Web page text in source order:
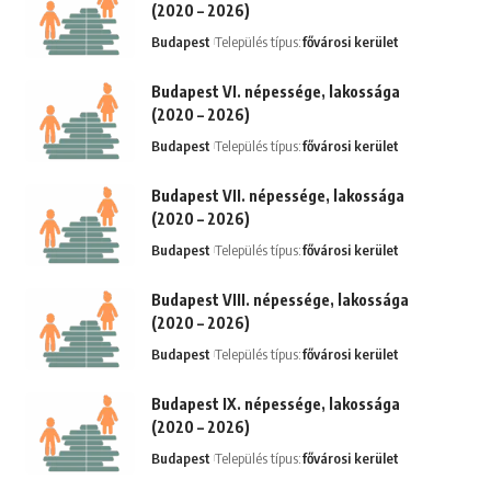
(2020 – 2026)
Budapest Település típus:fővárosi kerület
Budapest VI. népessége, lakossága
(2020 – 2026)
Budapest Település típus:fővárosi kerület
Budapest VII. népessége, lakossága
(2020 – 2026)
Budapest Település típus:fővárosi kerület
Budapest VIII. népessége, lakossága
(2020 – 2026)
Budapest Település típus:fővárosi kerület
Budapest IX. népessége, lakossága
(2020 – 2026)
Budapest Település típus:fővárosi kerület